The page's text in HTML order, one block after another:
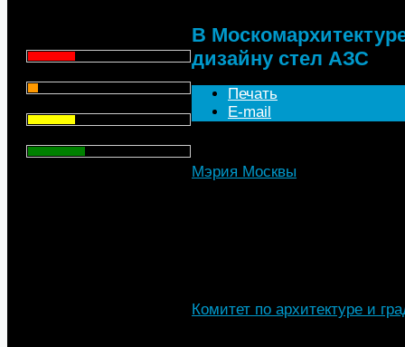
В
дизайну стел АЗС
Печать
E-mail
Мэрия Москвы
Комитет по архитектуре и